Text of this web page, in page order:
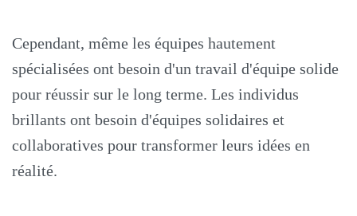
Cependant, même les équipes hautement
spécialisées ont besoin d'un travail d'équipe solide
pour réussir sur le long terme. Les individus
brillants ont besoin d'équipes solidaires et
collaboratives pour transformer leurs idées en
réalité.